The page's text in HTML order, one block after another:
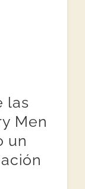
las
Men
un